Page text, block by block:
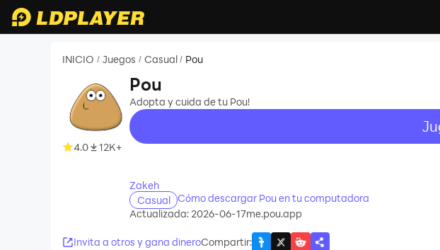
INICIO / Juegos / Casual / Pou
4.0 12K+
Pou
Adopta y cuida de tu Pou!
recommend
Zakeh
Casual
Cómo descargar Pou en tu computadora
Actualizada: 2026-06-17me.pou.app
Invita a otros y gana dineroCompartir: